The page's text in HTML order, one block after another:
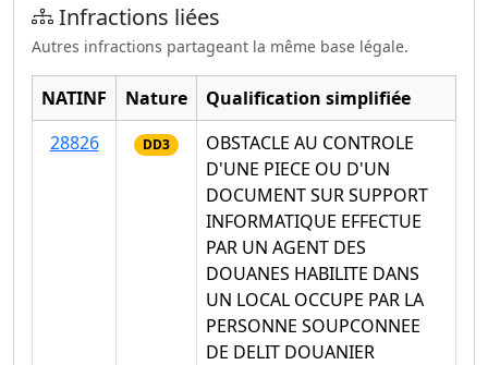
Infractions liées
Autres infractions partageant la même base légale.
NATINF Nature
Qualification simplifiée
28826
DD3
OBSTACLE AU CONTROLE
D'UNE PIECE OU D'UN
DOCUMENT SUR SUPPORT
INFORMATIQUE EFFECTUE
PAR UN AGENT DES
DOUANES HABILITE DANS
UN LOCAL OCCUPE PAR LA
PERSONNE SOUPCONNEE
DE DELIT DOUANIER